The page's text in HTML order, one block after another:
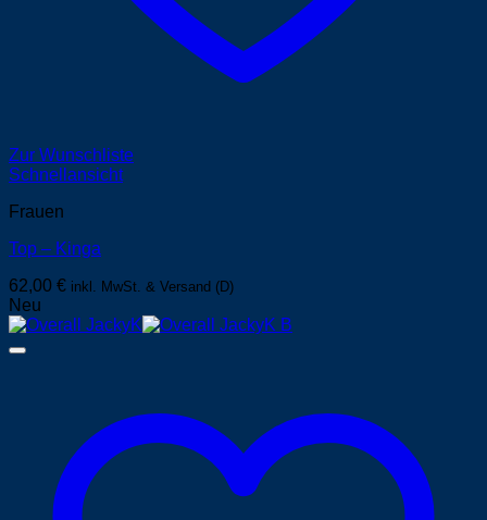
Zur Wunschliste
Schnellansicht
Frauen
Top – Kinga
62,00 € inkl. MwSt. & Versand (D)
Neu